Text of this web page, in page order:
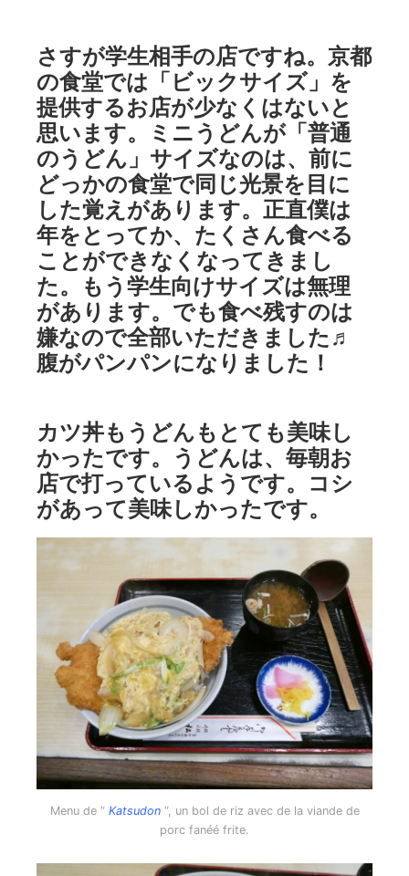
さすが学生相手の店ですね。京都
の食堂では「ビックサイズ」を
提供するお店が少なくはないと
思います。ミニうどんが「普通
のうどん」サイズなのは、前に
どっかの食堂で同じ光景を目に
した覚えがあります。正直僕は
年をとってか、たくさん食べる
ことができなくなってきまし
た。もう学生向けサイズは無理
があります。でも食べ残すのは
嫌なので全部いただきました♬
腹がパンパンになりました！
カツ丼もうどんもとても美味し
かったです。うどんは、毎朝お
店で打っているようです。コシ
があって美味しかったです。
Menu de “Katsudon“, un bol de riz avec de la viande de
porc fanéé frite.